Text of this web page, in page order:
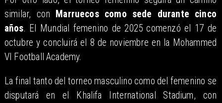
similar, con
Marruecos como sede durante cinco
años. El Mundial femenino de 2025 comenzó el 17 de
octubre y concluirá el 8 de noviembre en la Mohammed
VI Football Academy.
La final tanto del torneo masculino como del femenino se
disputará en el Khalifa International Stadium, con